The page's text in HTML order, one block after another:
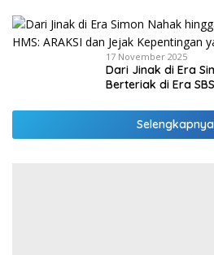
17 November 2025
Dari Jinak di Era
Berteriak di Era
Selengkapnya